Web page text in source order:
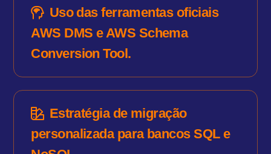
Uso das ferramentas oficiais
AWS DMS e AWS Schema
Conversion Tool.
Estratégia de migração
personalizada para bancos SQL e